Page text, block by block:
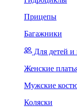
Прицепы
Багажники
Для детей и
Женские
Мужские
Коляски